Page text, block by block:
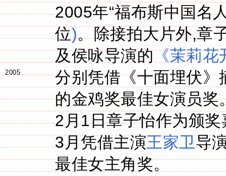
2005年“福布斯中国名
位)。除接拍大片外,章
及侯咏导演的《茉莉花
2005
分别凭借《十面埋伏
的金鸡奖最佳女演员奖
2月1日章子怡作为颁
3月凭借主演王家卫导
最佳女主角奖。